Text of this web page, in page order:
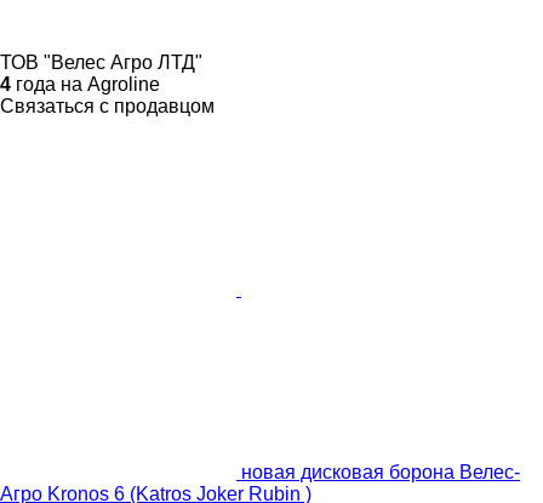
ТОВ "Велес Агро ЛТД"
4 года на Agroline
Связаться с продавцом
новая дисковая борона Велес-
Агро Kronos 6 (Katros Joker Rubin )